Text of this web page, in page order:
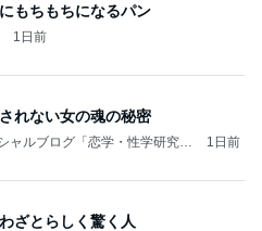
もちもちになるパン
1日前
れない女の魂の秘密
ャルブログ「恋学・性学研究
1日前
ざとらしく驚く人